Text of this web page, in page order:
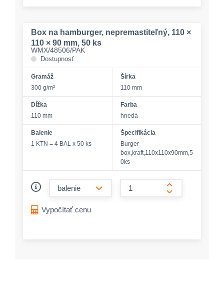
Box na hamburger, nepremastiteľný, 110 ×
110 × 90 mm, 50 ks
WMX/48506/PAK
Dostupnosť
Gramáž
300 g/m²
Šírka
110 mm
Dĺžka
110 mm
Farba
hnedá
Balenie
1 KTN = 4 BAL x 50 ks
Špecifikácia
Burger
box,kraft,110x110x90mm,5
0ks
form.increase-
Vypočítať cenu